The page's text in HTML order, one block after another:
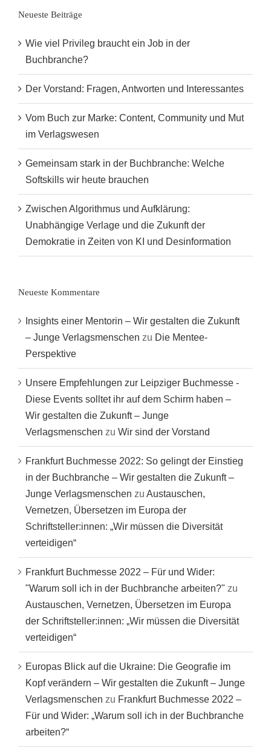
Neueste Beiträge
Wie viel Privileg braucht ein Job in der
Buchbranche?
Der Vorstand: Fragen, Antworten und Interessantes
Vom Buch zur Marke: Content, Community und Mut
im Verlagswesen
Gemeinsam stark in der Buchbranche: Welche
Softskills wir heute brauchen
Zwischen Algorithmus und Aufklärung:
Unabhängige Verlage und die Zukunft der
Demokratie in Zeiten von KI und Desinformation
Neueste Kommentare
Insights einer Mentorin – Wir gestalten die Zukunft
– Junge Verlagsmenschen zu Die Mentee-
Perspektive
Unsere Empfehlungen zur Leipziger Buchmesse -
Diese Events solltet ihr auf dem Schirm haben –
Wir gestalten die Zukunft – Junge
Verlagsmenschen zu Wir sind der Vorstand
Frankfurt Buchmesse 2022: So gelingt der Einstieg
in der Buchbranche – Wir gestalten die Zukunft –
Junge Verlagsmenschen zu Austauschen,
Vernetzen, Übersetzen im Europa der
Schriftsteller:innen: „Wir müssen die Diversität
verteidigen“
Frankfurt Buchmesse 2022 – Für und Wider:
"Warum soll ich in der Buchbranche arbeiten?" zu
Austauschen, Vernetzen, Übersetzen im Europa
der Schriftsteller:innen: „Wir müssen die Diversität
verteidigen“
Europas Blick auf die Ukraine: Die Geografie im
Kopf verändern – Wir gestalten die Zukunft – Junge
Verlagsmenschen zu Frankfurt Buchmesse 2022 –
Für und Wider: „Warum soll ich in der Buchbranche
arbeiten?“